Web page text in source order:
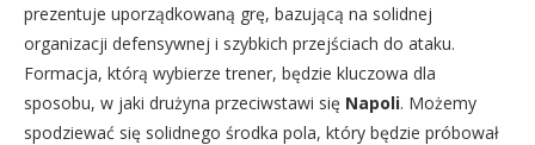
prezentuje uporządkowaną grę, bazującą na solidnej
organizacji defensywnej i szybkich przejściach do ataku.
Formacja, którą wybierze trener, będzie kluczowa dla
sposobu, w jaki drużyna przeciwstawi się Napoli. Możemy
spodziewać się solidnego środka pola, który będzie próbował